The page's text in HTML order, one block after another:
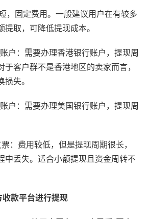
，固定费用。一般建议用户在有较多
取，可降低提现成本。
户：需要办理香港银行账户，提现周
客户群不是香港地区的卖家而言，
失。
户：需要办理美国银行账户，提现周
：费用较低，但是提现周期很长，
中丢失。适合小额提现且资金周转不
款平台进行提现